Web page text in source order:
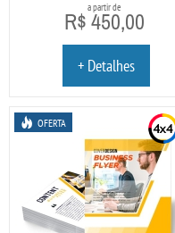
a partir de
R$ 450,00
+ Detalhes
OFERTA